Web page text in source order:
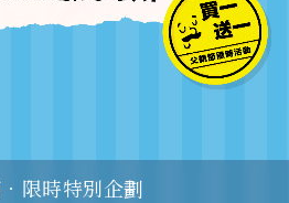
限時特別企劃